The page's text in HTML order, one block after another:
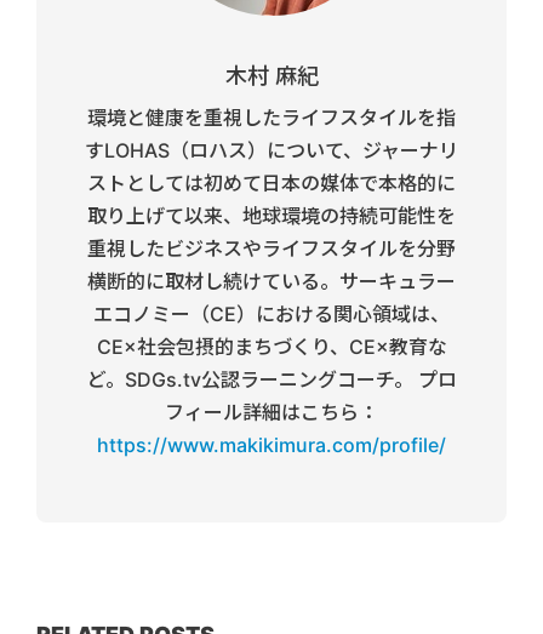
木村 麻紀
環境と健康を重視したライフスタイルを指
すLOHAS（ロハス）について、ジャーナリ
ストとしては初めて日本の媒体で本格的に
取り上げて以来、地球環境の持続可能性を
重視したビジネスやライフスタイルを分野
横断的に取材し続けている。サーキュラー
エコノミー（CE）における関心領域は、
CE×社会包摂的まちづくり、CE×教育な
ど。SDGs.tv公認ラーニングコーチ。 プロ
フィール詳細はこちら：
https://www.makikimura.com/profile/